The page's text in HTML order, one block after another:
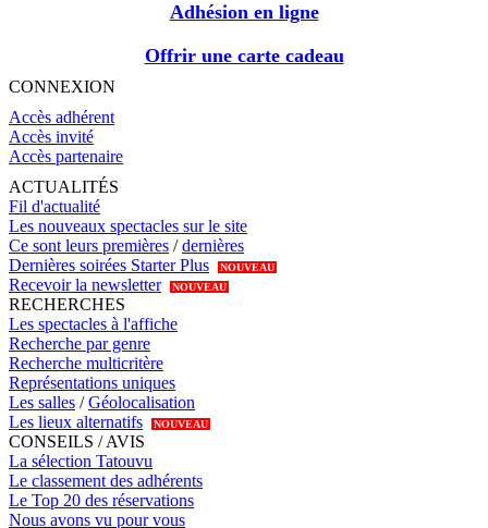
Adhésion en ligne
Offrir une carte cadeau
CONNEXION
Accès adhérent
Accès invité
Accès partenaire
ACTUALITÉS
Fil d'actualité
Les nouveaux spectacles sur le site
Ce sont leurs premières /dernières
Dernières soirées Starter Plus
NOUVEAU
Recevoir la newsletter NOUVEAU
RECHERCHES
Les spectacles à l'affiche
Recherche par genre
Recherche multicritère
Représentations uniques
Les salles /Géolocalisation
Les lieux alternatifs
NOUVEAU
CONSEILS / AVIS
La sélection Tatouvu
Le classement des adhérents
Le Top 20 des réservations
Nous avons vu pour vous